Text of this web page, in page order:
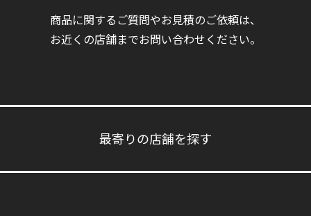
商品に関するご質問やお見積のご依頼は、
お近くの店舗までお問い合わせください。
最寄りの店舗を探す